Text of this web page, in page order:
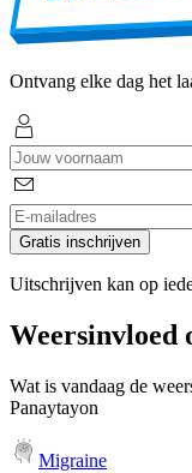
Ontvang elke dag het
Gratis inschrijven
Uitschrijven kan op
Weersinvloed
Wat is vandaag de
Panaytayon
Migraine